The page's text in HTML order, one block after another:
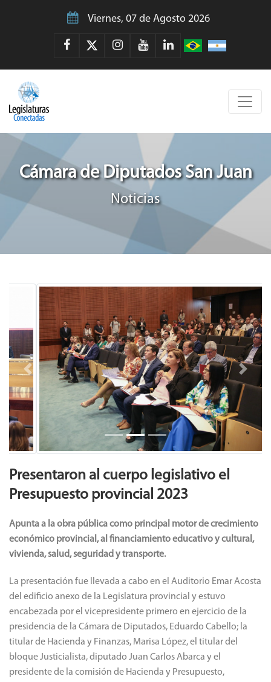
Viernes, 07 de Agosto 2026
Cámara de Diputados San Juan
Noticias
Previous Next
Presentaron al cuerpo legislativo el
Presupuesto provincial 2023
Apunta a la obra pública como principal motor de crecimiento
económico provincial, al financiamiento educativo y cultural,
vivienda, salud, seguridad y transporte.
La presentación fue llevada a cabo en el Auditorio Emar Acosta
del edificio anexo de la Legislatura provincial y estuvo
encabezada por el vicepresidente primero en ejercicio de la
presidencia de la Cámara de Diputados, Eduardo Cabello; la
titular de Hacienda y Finanzas, Marisa López, el titular del
bloque Justicialista, diputado Juan Carlos Abarca y el
presidente de la comisión de Hacienda y Presupuesto,